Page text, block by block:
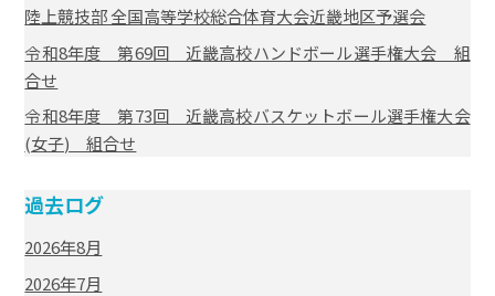
陸上競技部 全国高等学校総合体育大会近畿地区予選会
令和8年度 第69回 近畿高校ハンドボール選手権大会 組
合せ
令和8年度 第73回 近畿高校バスケットボール選手権大会
(女子) 組合せ
過去ログ
2026年8月
2026年7月